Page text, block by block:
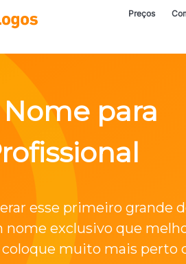
Preços
para
esse primeiro grande
nome exclusivo que
muito mais perto